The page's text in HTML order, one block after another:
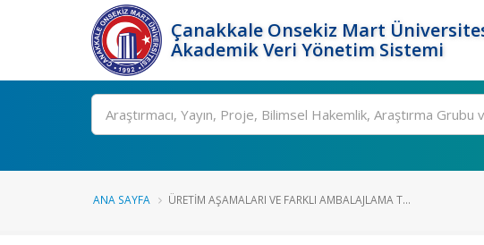
Çanakkale Onsekiz Mart
Akademik Veri Yönetim Sistemi
Ara
ANA SAYFA ÜRETIM AŞAMALARI VE FARKLI AMBALAJLAMA T...